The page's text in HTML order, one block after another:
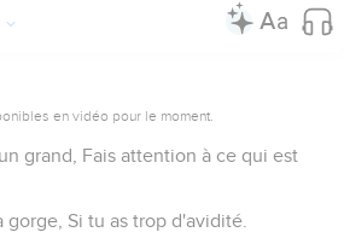
en vidéo pour le moment.
grand, Fais attention à ce qui est
gorge, Si tu as trop d'avidité.